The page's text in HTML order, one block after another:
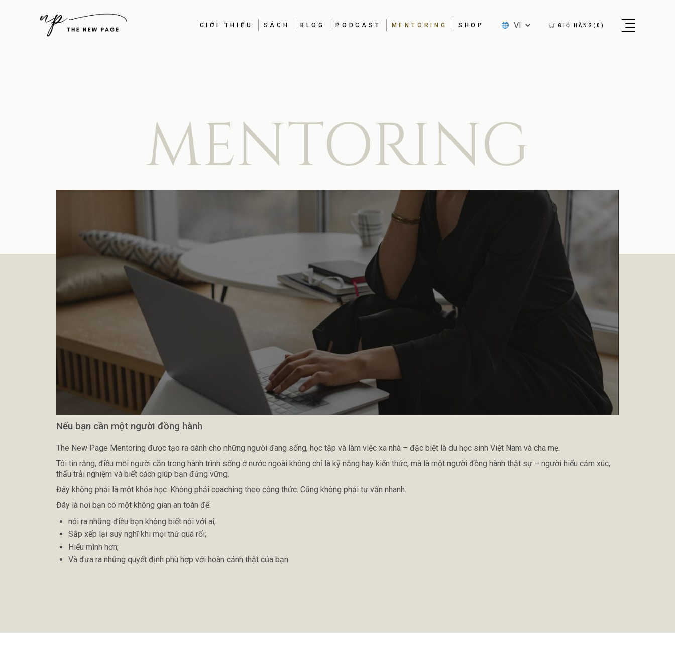
GIỚI THIỆU SÁCH BLOG PODCAST MENTORING SHOP GIỎ HÀNG(0)
TÌM VIỆC Ở ÚC
MENTORING
Nếu bạn cần một người đồng hành
The New Page Mentoring được tạo ra dành cho những người đang sống, học tập và làm việc xa nhà – đặc biệt là du học sinh Việt Nam và cha mẹ.
Tôi tin rằng, điều mỗi người cần trong hành trình sống ở nước ngoài không chỉ là kỹ năng hay kiến thức, mà là một người đồng hành thật sự – người hiểu cảm xúc,
thấu trải nghiệm và biết cách giúp bạn đứng vững.
Đây không phải là một khóa học. Không phải coaching theo công thức. Cũng không phải tư vấn nhanh.
Đây là nơi bạn có một không gian an toàn để:
nói ra những điều bạn không biết nói với ai;
Sắp xếp lại suy nghĩ khi mọi thứ quá rối;
Hiểu mình hơn;
Và đưa ra những quyết định phù hợp với hoàn cảnh thật của bạn.